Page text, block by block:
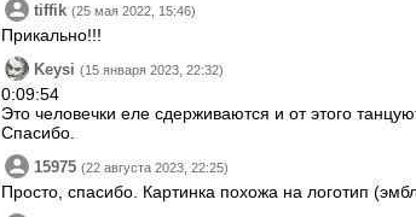
tiffik (25 мая 2022, 15:46)
Прикально!!!
Keysi (15 января 2023, 22:32)
0:09:54
Это человечки еле сдерживаются и от этого
Спасибо.
15975 (22 августа 2023, 22:25)
Просто, спасибо. Картинка похожа на логотип